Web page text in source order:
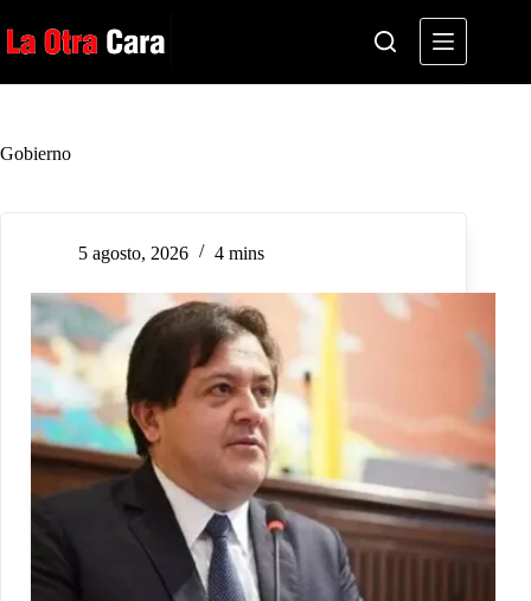
al
contenido
Gobierno
5 agosto, 2026 4 mins